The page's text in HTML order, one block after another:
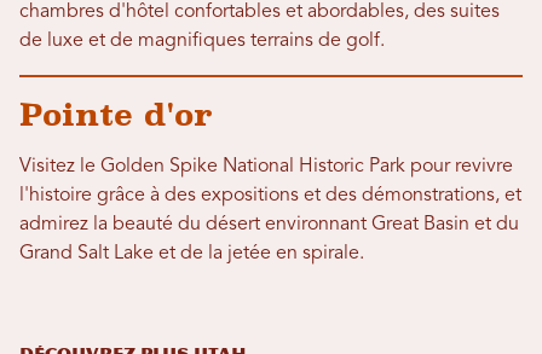
chambres d'hôtel confortables et abordables, des suites
de luxe et de magnifiques terrains de golf.
Pointe d'or
Visitez le Golden Spike National Historic Park pour revivre
l'histoire grâce à des expositions et des démonstrations, et
admirez la beauté du désert environnant Great Basin et du
Grand Salt Lake et de la jetée en spirale.